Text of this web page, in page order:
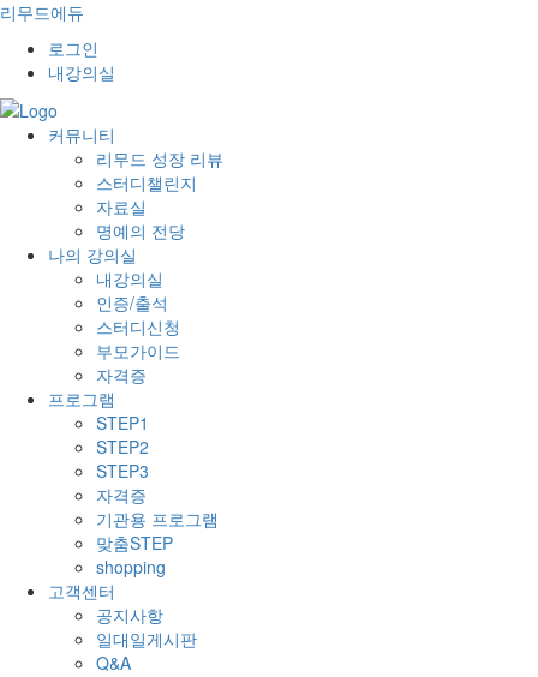
리무드에듀
로그인
내강의실
커뮤니티
리무드 성장 리뷰
스터디챌린지
자료실
명예의 전당
나의 강의실
내강의실
인증/출석
스터디신청
부모가이드
자격증
프로그램
STEP1
STEP2
STEP3
자격증
기관용 프로그램
맞춤STEP
shopping
고객센터
공지사항
일대일게시판
Q&A